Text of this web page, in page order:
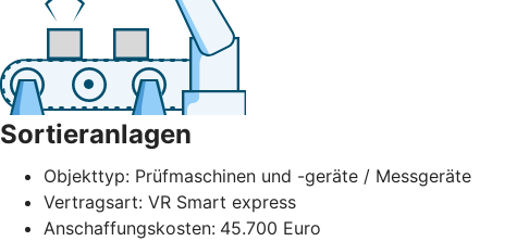
Sortieranlagen
Objekttyp: Prüfmaschinen und -geräte / Messgeräte
Vertragsart: VR Smart express
Anschaffungskosten: 45.700 Euro